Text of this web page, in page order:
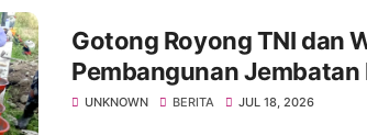
Gotong Royong TNI dan
Pembangunan Jembatan
Desa Karangbandung
UNKNOWN BERITA JUL 18, 2026